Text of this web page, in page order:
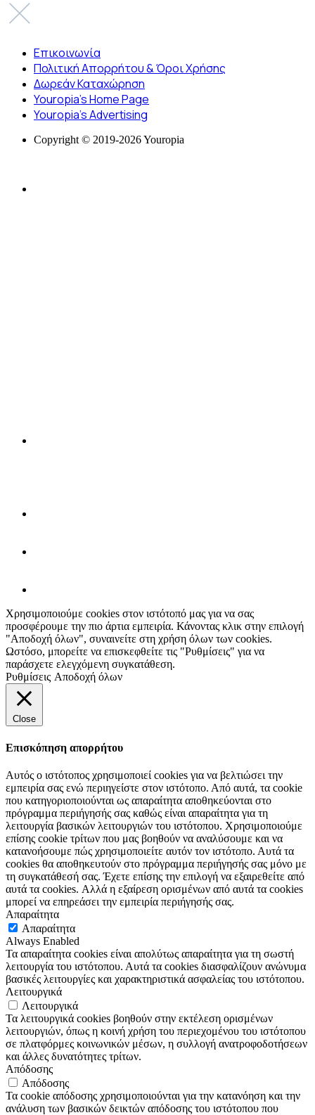
Επικοινωνία
Πολιτική Απορρήτου & Όροι Χρήσης
Δωρεάν Καταχώρηση
Youropia’s Home Page
Youropia’s Advertising
Copyright © 2019-2026 Youropia
Χρησιμοποιούμε cookies στον ιστότοπό μας για να σας
προσφέρουμε την πιο άρτια εμπειρία. Κάνοντας κλικ στην επιλογή
"Αποδοχή όλων", συναινείτε στη χρήση όλων των cookies.
Ωστόσο, μπορείτε να επισκεφθείτε τις "Ρυθμίσεις" για να
παράσχετε ελεγχόμενη συγκατάθεση.
Ρυθμίσεις Αποδοχή όλων
Close
Επισκόπηση απορρήτου
Αυτός ο ιστότοπος χρησιμοποιεί cookies για να βελτιώσει την
εμπειρία σας ενώ περιηγείστε στον ιστότοπο. Από αυτά, τα cookie
που κατηγοριοποιούνται ως απαραίτητα αποθηκεύονται στο
πρόγραμμα περιήγησής σας καθώς είναι απαραίτητα για τη
λειτουργία βασικών λειτουργιών του ιστότοπου. Χρησιμοποιούμε
επίσης cookie τρίτων που μας βοηθούν να αναλύσουμε και να
κατανοήσουμε πώς χρησιμοποιείτε αυτόν τον ιστότοπο. Αυτά τα
cookies θα αποθηκευτούν στο πρόγραμμα περιήγησής σας μόνο με
τη συγκατάθεσή σας. Έχετε επίσης την επιλογή να εξαιρεθείτε από
αυτά τα cookies. Αλλά η εξαίρεση ορισμένων από αυτά τα cookies
μπορεί να επηρεάσει την εμπειρία περιήγησής σας.
Απαραίτητα
Απαραίτητα
Always Enabled
Τα απαραίτητα cookies είναι απολύτως απαραίτητα για τη σωστή
λειτουργία του ιστότοπου. Αυτά τα cookies διασφαλίζουν ανώνυμα
βασικές λειτουργίες και χαρακτηριστικά ασφαλείας του ιστότοπου.
Λειτουργικά
Λειτουργικά
Τα λειτουργικά cookies βοηθούν στην εκτέλεση ορισμένων
λειτουργιών, όπως η κοινή χρήση του περιεχομένου του ιστότοπου
σε πλατφόρμες κοινωνικών μέσων, η συλλογή ανατροφοδοτήσεων
και άλλες δυνατότητες τρίτων.
Απόδοσης
Απόδοσης
Τα cookie απόδοσης χρησιμοποιούνται για την κατανόηση και την
ανάλυση των βασικών δεικτών απόδοσης του ιστότοπου που